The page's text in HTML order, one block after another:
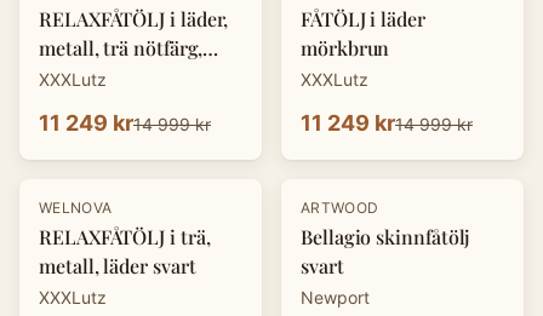
RELAXFÅTÖLJ i läder,
metall, trä nötfärg,
svart
XXXLutz
11 249 kr14 999 kr
FÅTÖLJ i läder
mörkbrun
XXXLutz
11 249 kr14 999 kr
-25 %
WELNOVA
RELAXFÅTÖLJ i trä,
metall, läder svart
XXXLutz
ARTWOOD
Bellagio skinnfåtölj
svart
Newport